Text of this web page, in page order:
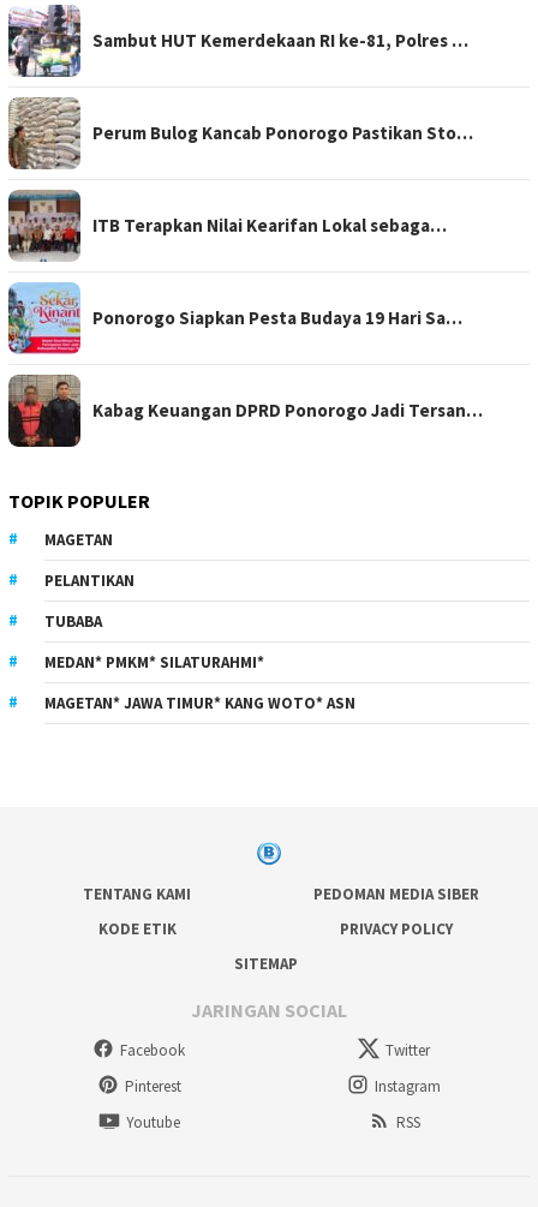
Sambut HUT Kemerdekaan RI ke-81, Polres …
Perum Bulog Kancab Ponorogo Pastikan Sto…
ITB Terapkan Nilai Kearifan Lokal sebaga…
Ponorogo Siapkan Pesta Budaya 19 Hari Sa…
Kabag Keuangan DPRD Ponorogo Jadi Tersan…
TOPIK POPULER
MAGETAN
PELANTIKAN
TUBABA
MEDAN* PMKM* SILATURAHMI*
MAGETAN* JAWA TIMUR* KANG WOTO* ASN
TENTANG KAMI
PEDOMAN MEDIA SIBER
KODE ETIK
PRIVACY POLICY
SITEMAP
JARINGAN SOCIAL
Facebook
Twitter
Pinterest
Instagram
Youtube
RSS